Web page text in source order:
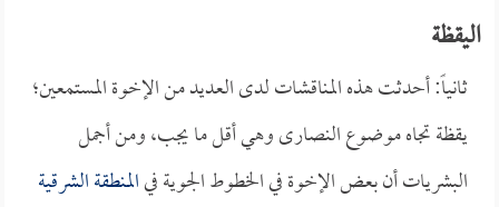
اليقظة
ثانياً: أحدثت هذه المناقشات لدى العديد من الإخوة المستمعين؛
يقظة تجاه موضوع النصارى وهي أقل ما يجب، ومن أجمل
البشريات أن بعض الإخوة في الخطوط الجوية فيالمنطقة الشرقية